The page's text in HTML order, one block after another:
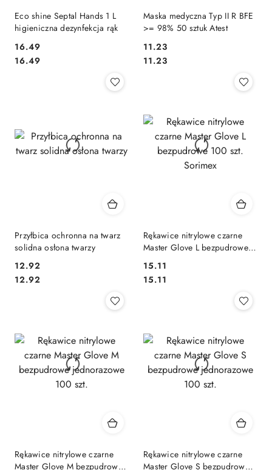
Eco shine Septal Hands 1 L
higieniczna dezynfekcja rąk
Cena:
16.49
Cena:
16.49
Maska medyczna Typ II R BFE
>= 98% 50 sztuk Atest
Cena:
11.23
Cena:
11.23
Przyłbica ochronna na twarz
solidna osłona twarzy
Cena:
12.92
Cena:
12.92
Rękawice nitrylowe czarne
Master Glove L bezpudrowe
Cena:
15.11
Cena:
15.11
Rękawice nitrylowe czarne
Master Glove M bezpudrowe
Rękawice nitrylowe czarne
Master Glove S bezpudrowe